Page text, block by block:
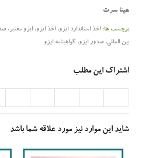
هینا سرت
برچسب ها: اخذ استاندارد ایزو, اخذ ایزو, ایزو معتبر,
بین المللی,صدور ایزو, گواهینامه ایزو
اشتراک این مطلب
شاید این موارد نیز مورد علاقه شما باشد